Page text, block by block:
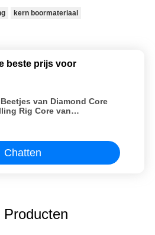
kern boormateriaal
beste prijs voor
Beetjes van Diamond Core
Rig Core van
Chatten
Producten